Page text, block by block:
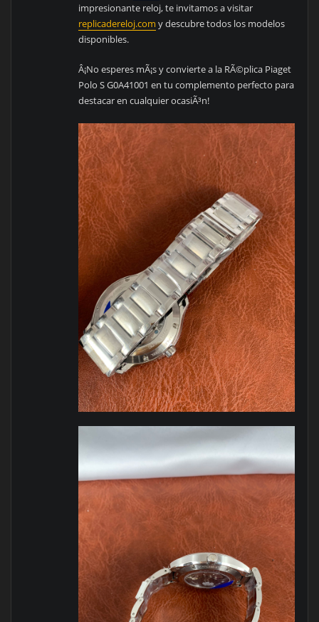
impresionante reloj, te invitamos a visitar
replicadereloj.com y descubre todos los modelos
disponibles.
Â¡No esperes mÃ¡s y convierte a la RÃ©plica Piaget
Polo S G0A41001 en tu complemento perfecto para
destacar en cualquier ocasiÃ³n!